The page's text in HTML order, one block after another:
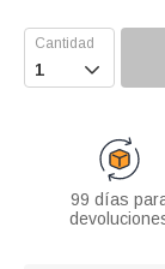

99 días